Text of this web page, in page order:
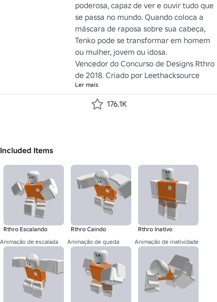
poderosa, capaz de ver e ouvir tudo que
se passa no mundo. Quando coloca a
máscara de raposa sobre sua cabeça,
Tenko pode se transformar em homem
ou mulher, jovem ou idosa.
Vencedor do Concurso de Designs Rthro
de 2018. Criado por Leethacksource
Ler mais
176.1K
Included Items
Rthro Escalando
Animação de escalada
Rthro Caindo
Animação de queda
Rthro Inativo
Animação de inatividade